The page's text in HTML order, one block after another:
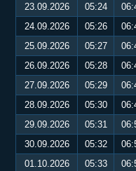
23.09.2026
05:24
24.09.2026
05:26
25.09.2026
05:27
26.09.2026
05:28
27.09.2026
05:29
28.09.2026
05:30
29.09.2026
05:31
30.09.2026
05:32
01.10.2026
05:33